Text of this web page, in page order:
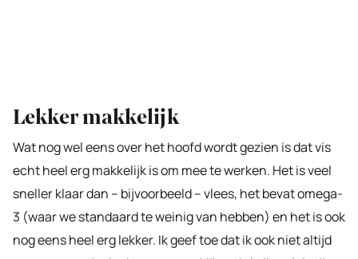
Lekker makkelijk
Wat nog wel eens over het hoofd wordt gezien is dat vis
echt heel erg makkelijk is om mee te werken. Het is veel
sneller klaar dan – bijvoorbeeld – vlees, het bevat omega-
3 (waar we standaard te weinig van hebben) en het is ook
nog eens heel erg lekker. Ik geef toe dat ik ook niet altijd